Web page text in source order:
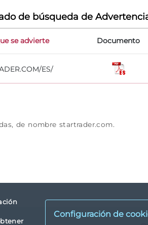
Configuración de
de búsqueda de
se advierte Documento
ES/
de nombre startrader.com.